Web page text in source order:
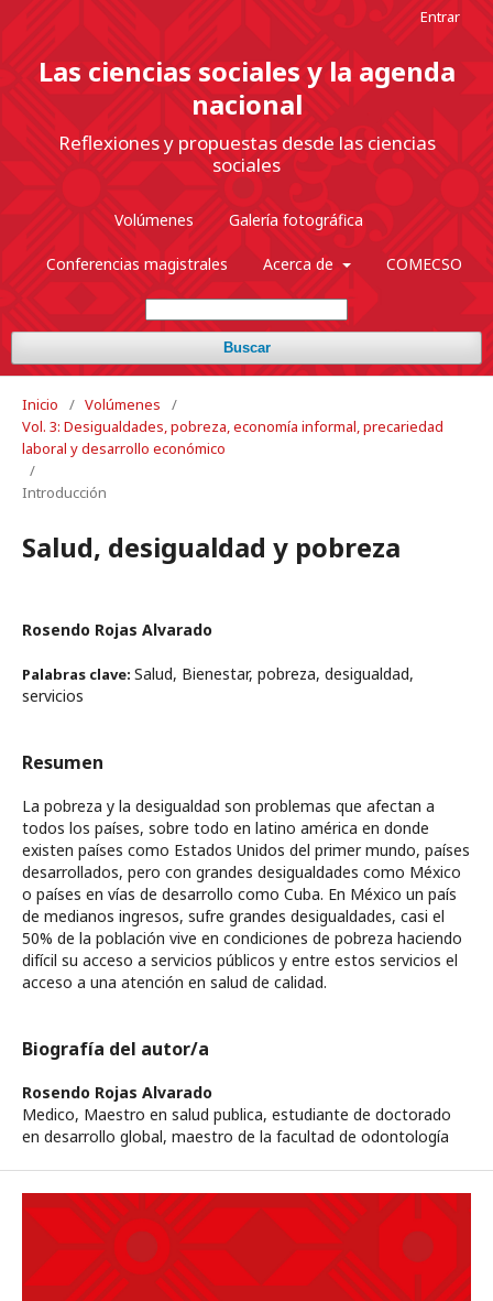
Las ciencias sociales y la agenda
nacional
Reflexiones y propuestas desde las ciencias
sociales
Volúmenes Galería fotográfica
Conferencias magistrales Acerca de COMECSO
Buscar
Entrar
Inicio / Volúmenes
/
Vol. 3: Desigualdades, pobreza, economía informal, precariedad
laboral y desarrollo económico
/
Introducción
Salud, desigualdad y pobreza
Rosendo Rojas Alvarado
Palabras clave: Salud, Bienestar, pobreza, desigualdad,
servicios
Resumen
La pobreza y la desigualdad son problemas que afectan a
todos los países, sobre todo en latino américa en donde
existen países como Estados Unidos del primer mundo, países
desarrollados, pero con grandes desigualdades como México
o países en vías de desarrollo como Cuba. En México un país
de medianos ingresos, sufre grandes desigualdades, casi el
50% de la población vive en condiciones de pobreza haciendo
difícil su acceso a servicios públicos y entre estos servicios el
acceso a una atención en salud de calidad.
Biografía del autor/a
Rosendo Rojas Alvarado
Medico, Maestro en salud publica, estudiante de doctorado
en desarrollo global, maestro de la facultad de odontología